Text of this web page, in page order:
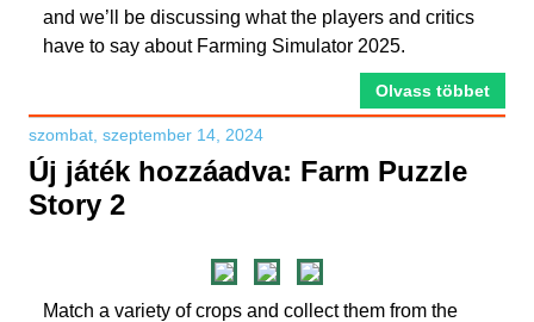
and we’ll be discussing what the players and critics
have to say about Farming Simulator 2025.
Olvass többet
szombat, szeptember 14, 2024
Új játék hozzáadva: Farm Puzzle
Story 2
Match a variety of crops and collect them from the